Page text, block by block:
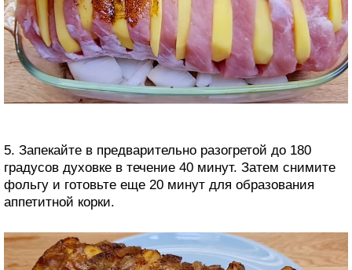
5. Запекайте в предварительно разогретой до 180
градусов духовке в течение 40 минут. Затем снимите
фольгу и готовьте еще 20 минут для образования
аппетитной корки.